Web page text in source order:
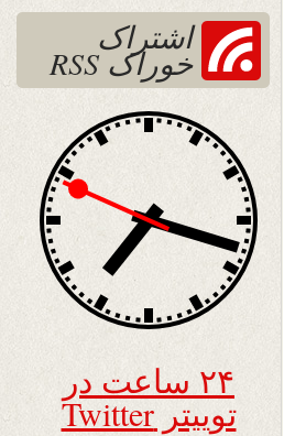
اشتراک
خوراک RSS
۲۴ ساعت در
توییتر Twitter